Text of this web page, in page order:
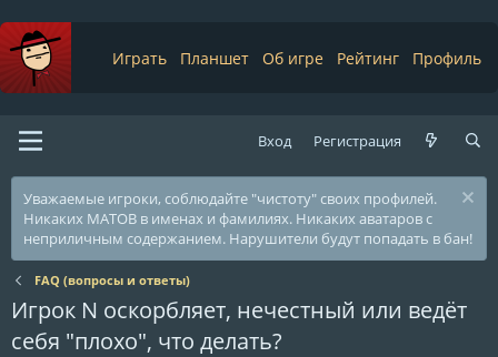
Играть Планшет Об игре Рейтинг Профиль
Вход Регистрация
Уважаемые игроки, соблюдайте "чистоту" своих профилей.
Никаких МАТОВ в именах и фамилиях. Никаких аватаров с
неприличным содержанием. Нарушители будут попадать в бан!
FAQ (вопросы и ответы)
Игрок N оскорбляет, нечестный или ведёт
себя "плохо", что делать?